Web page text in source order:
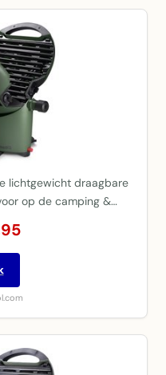
lichtgewicht draagbare
op de camping &…